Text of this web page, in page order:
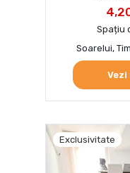
Spațiu
Soarelui,
Exclusivitate